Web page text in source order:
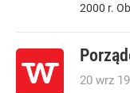
2000 r.
20 wrz